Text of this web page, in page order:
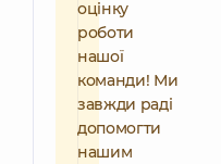
оцінку
роботи
нашої
команди! Ми
завжди раді
допомогти
нашим